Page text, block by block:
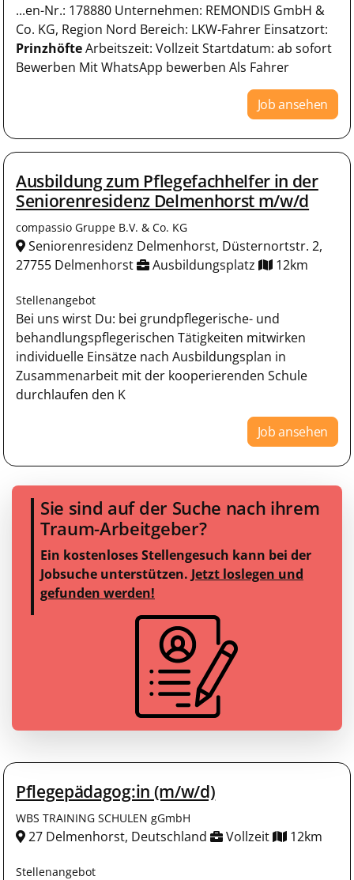
...en-Nr.: 178880 Unternehmen: REMONDIS GmbH &
Co. KG, Region Nord Bereich: LKW-Fahrer Einsatzort:
PrinzhöfteArbeitszeit: Vollzeit Startdatum: ab sofort
Bewerben Mit WhatsApp bewerben Als Fahrer
Job ansehen
Ausbildung zum Pflegefachhelfer in der
Seniorenresidenz Delmenhorst m/w/d
compassio Gruppe B.V. & Co. KG
Seniorenresidenz Delmenhorst, Düsternortstr. 2,
27755 Delmenhorst
Ausbildungsplatz 12km
Stellenangebot
Bei uns wirst Du: bei grundpflegerische- und
behandlungspflegerischen Tätigkeiten mitwirken
individuelle Einsätze nach Ausbildungsplan in
Zusammenarbeit mit der kooperierenden Schule
durchlaufen den K
Job ansehen
Sie sind auf der Suche nach ihrem
Traum-Arbeitgeber?
Ein kostenloses Stellengesuch kann bei der
Jobsuche unterstützen. Jetzt loslegen und
gefunden werden!
Pflegepädagog:in (m/w/d)
WBS TRAINING SCHULEN gGmbH
27 Delmenhorst, Deutschland Vollzeit 12km
Stellenangebot